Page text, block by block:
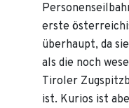
erste
überhaupt, da
als die noch
Tiroler
ist. Kurios ist